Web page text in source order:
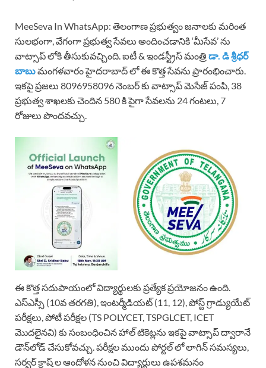
MeeSeva In WhatsApp: తెలంగాణ ప్రభుత్వం జనాలకు మరింత
సులభంగా, వేగంగా ప్రభుత్వ సేవలు అందించడానికి ‘మీసేవ’ ను
వాట్సాప్ లోకి తీసుకువచ్చింది. ఐటీ & ఇండస్ట్రీస్ మంత్రి డా. డి శ్రీధర్
బాబుమంగళవారం హైదరాబాద్ లో ఈ కొత్త సేవను ప్రారంభించారు.
ఇకపై ప్రజలు 8096958096 నెంబర్ కు వాట్సాప్ మెసేజ్ పంపి, 38
ప్రభుత్వ శాఖలకు చెందిన 580 కి పైగా సేవలను 24 గంటలు, 7
రోజులు పొందవచ్చు.
ఈ కొత్త సదుపాయంలో విద్యార్థులకు ప్రత్యేక ప్రయోజనం ఉంది.
ఎస్ఎస్సీ (10వ తరగతి), ఇంటర్మీడియట్ (11, 12), పోస్ట్ గ్రాడ్యుయేట్
పరీక్షలు, పోటీ పరీక్షల (TS POLYCET, TSPGLCET, ICET
మొదలైనవి) కు సంబంధించిన హాల్ టికెట్లను ఇకపై వాట్సాప్ ద్వారానే
డౌన్‌లోడ్ చేసుకోవచ్చు. పరీక్షల ముందు పోర్టల్ లో లాగిన్ సమస్యలు,
సర్వర్ క్రాష్ ల ఆందోళన నుంచి విద్యార్థులు ఉపశమనం